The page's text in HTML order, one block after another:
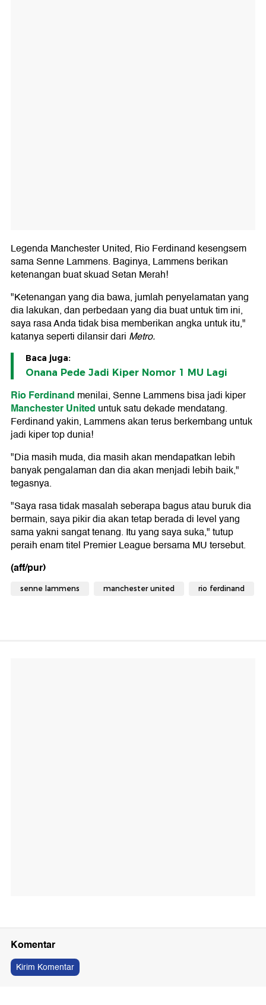
Legenda Manchester United, Rio Ferdinand kesengsem
sama Senne Lammens. Baginya, Lammens berikan
ketenangan buat skuad Setan Merah!
"Ketenangan yang dia bawa, jumlah penyelamatan yang
dia lakukan, dan perbedaan yang dia buat untuk tim ini,
saya rasa Anda tidak bisa memberikan angka untuk itu,"
katanya seperti dilansir dari Metro.
Baca juga:
Onana Pede Jadi Kiper Nomor 1 MU Lagi
Rio Ferdinand menilai, Senne Lammens bisa jadi kiper
Manchester United untuk satu dekade mendatang.
Ferdinand yakin, Lammens akan terus berkembang untuk
jadi kiper top dunia!
"Dia masih muda, dia masih akan mendapatkan lebih
banyak pengalaman dan dia akan menjadi lebih baik,"
tegasnya.
"Saya rasa tidak masalah seberapa bagus atau buruk dia
bermain, saya pikir dia akan tetap berada di level yang
sama yakni sangat tenang. Itu yang saya suka," tutup
peraih enam titel Premier League bersama MU tersebut.
(aff/pur)
senne lammens manchester united rio ferdinand
Komentar
Kirim Komentar